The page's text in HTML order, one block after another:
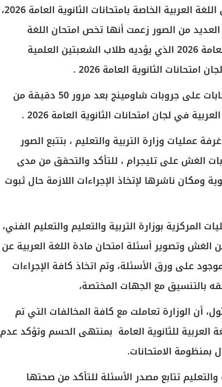
تخص إجابات امتحان اللغة العربية الخاصة بامتحانات الثانوية العامة 2026،
من الصور زعمت أنها تخص امتحان اللغة
العربية لـ الثانوية العامة 2026 الذي يؤديه طلاب الشعبتين العلمية
امتحانات الثانوية العامة 2026 .
وتم تداول صور الإجابات على جروبات شاومينج بعد مرور 50 دقيقة من
في لجان امتحانات الثانوية العامة 2026 .
عمليات وزارة التربية والتعليم ، بتتبع الصور
الغش على تليجرام ، للتأكد والتحقق من مدى
ومكان ناشرها لإتخاذ الإجراءات اللازمة حال ثبوت
المركزية بوزارة التربية والتعليم والتعليم الفني،
وتصوير أسئلة امتحان مادة اللغة العربية عن
على ورق الأسئلة، وتم اتخاذ كافة الإجراءات
بالتنسيق مع الجهات المختصة،
أن الوزارة تعاملت مع كافة المخالفات التي تم
العربية للثانوية العامة بمنتهى الحسم وتؤكد عدم
بمنظومة الامتحانات.
والتعليم تتابع مصدر الأسئلة للتأكد من صحتها